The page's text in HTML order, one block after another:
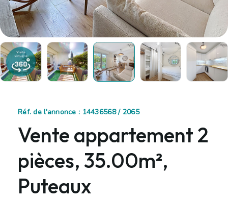
Réf. de l'annonce : 14436568 / 2065
Vente appartement 2
pièces, 35.00m²,
Puteaux